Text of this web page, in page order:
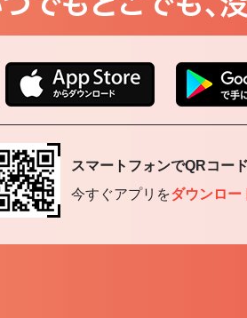
スマートフォンでQRコー
今すぐアプリをダウンロー